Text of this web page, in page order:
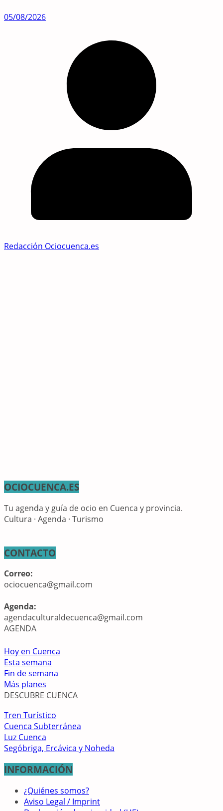
05/08/2026
Redacción Ociocuenca.es
OCIOCUENCA.ES
Tu agenda y guía de ocio en Cuenca y provincia.
Cultura · Agenda · Turismo
CONTACTO
Correo:
ociocuenca@gmail.com
Agenda:
agendaculturaldecuenca@gmail.com
AGENDA
Hoy en Cuenca
Esta semana
Fin de semana
Más planes
DESCUBRE CUENCA
Tren Turístico
Cuenca Subterránea
Luz Cuenca
Segóbriga, Ercávica y Noheda
INFORMACIÓN
¿Quiénes somos?
Aviso Legal / Imprint